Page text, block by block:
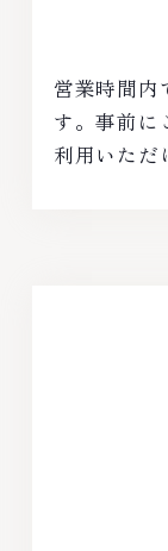
営業時間内
す。事前に
利用いただ